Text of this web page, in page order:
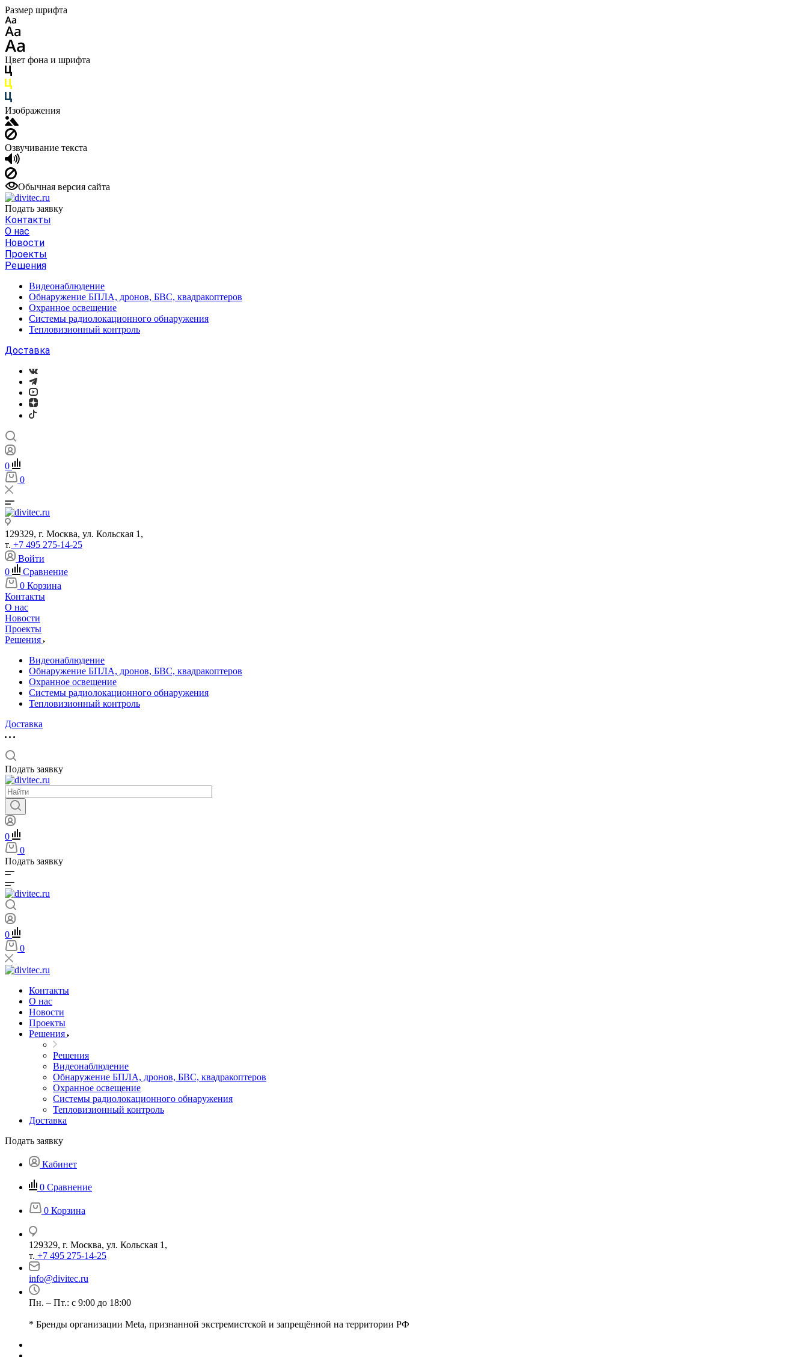
Размер шрифта
Цвет фона и шрифта
Изображения
Озвучивание текста
Обычная версия сайта
Подать заявку
Контакты
О нас
Новости
Проекты
Решения
Видеонаблюдение
Обнаружение БПЛА, дронов, БВС, квадракоптеров
Охранное освещение
Системы радиолокационного обнаружения
Тепловизионный контроль
Доставка
0
0
129329, г. Москва, ул. Кольская 1,
т. +7 495 275-14-25
Войти
0
Сравнение
0 Корзина
Контакты
О нас
Новости
Проекты
Решения
Видеонаблюдение
Обнаружение БПЛА, дронов, БВС, квадракоптеров
Охранное освещение
Системы радиолокационного обнаружения
Тепловизионный контроль
Доставка
Подать заявку
0
0
Подать заявку
0
0
Контакты
О нас
Новости
Проекты
Решения
Решения
Видеонаблюдение
Обнаружение БПЛА, дронов, БВС, квадракоптеров
Охранное освещение
Системы радиолокационного обнаружения
Тепловизионный контроль
Доставка
Подать заявку
Кабинет
0 Сравнение
0 Корзина
129329, г. Москва, ул. Кольская 1,
т. +7 495 275-14-25
info@divitec.ru
Пн. – Пт.: с 9:00 до 18:00
* Бренды организации Meta, признанной экстремистской и запрещённой на территории РФ